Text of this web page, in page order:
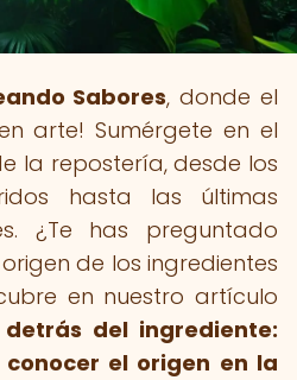
Sabores, donde el
arte! Sumérgete en el
la repostería, desde los
hasta las últimas
¿Te has preguntado
de los ingredientes
en nuestro artículo
detrás del ingrediente:
el origen en la